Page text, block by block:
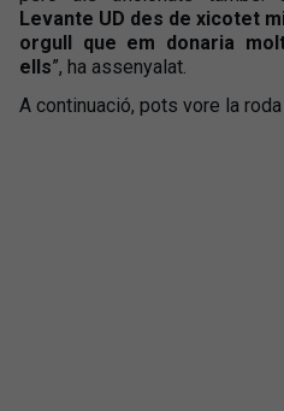
Levante UD des de xicotet
orgull que em donaria
ells”, ha assenyalat.
A continuació, pots vore la